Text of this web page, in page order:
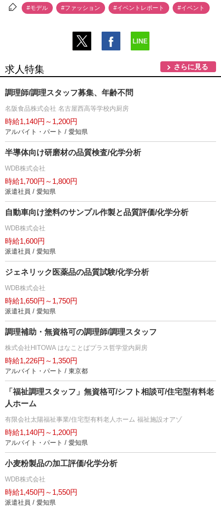
#モデル #ファッション #イベントレポート #イベント
求人特集 さらに見る
調理師/調理スタッフ募集、年齢不問
名阪食品株式会社 名古屋西高等学校内厨房
時給1,140円～1,200円
アルバイト・パート / 愛知県
半導体向け研磨材の品質検査/化学分析
WDB株式会社
時給1,700円～1,800円
派遣社員 / 愛知県
自動車向け塗料のサンプル作製と品質評価/化学分析
WDB株式会社
時給1,600円
派遣社員 / 愛知県
ジェネリック医薬品の品質試験/化学分析
WDB株式会社
時給1,650円～1,750円
派遣社員 / 愛知県
調理補助・無資格可の調理師/調理スタッフ
株式会社HITOWA はなことばプラス哲学堂内厨房
時給1,226円～1,350円
アルバイト・パート / 東京都
「福祉調理スタッフ」無資格可/シフト相談可/住宅型有料老
人ホーム
有限会社太陽福祉事業/住宅型有料老人ホーム 福祉施設オアゾ
時給1,140円～1,200円
アルバイト・パート / 愛知県
小麦粉製品の加工評価/化学分析
WDB株式会社
時給1,450円～1,550円
派遣社員 / 愛知県